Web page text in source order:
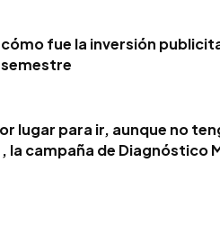
cómo fue la inversión
lugar para ir, aunque no
la campaña de Diagnóstico